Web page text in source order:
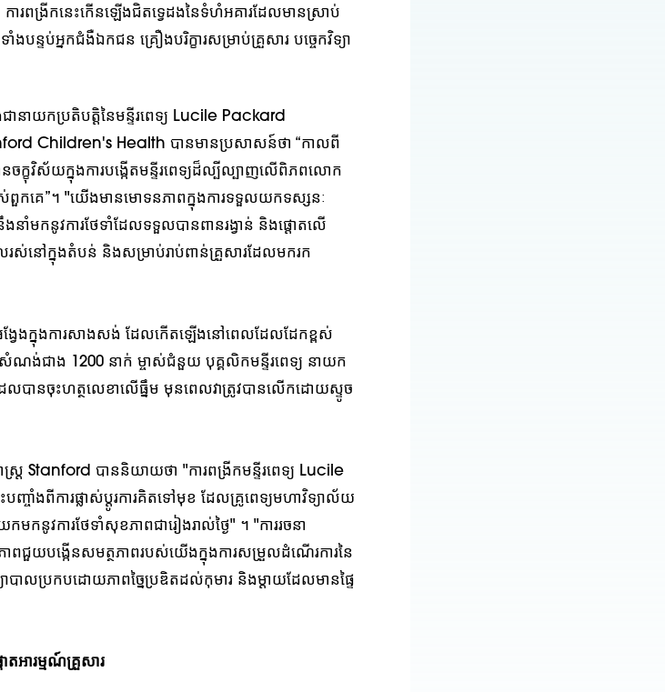
ារពង្រីកនេះកើនឡើងជិតទ្វេដងនៃទំហំអគារដែលមានស្រាប់
ន្ទប់អ្នកជំងឺឯកជន គ្រឿងបរិក្ខារសម្រាប់គ្រួសារ បច្ចេកវិទ្យា
ាយកប្រតិបត្តិនៃមន្ទីរពេទ្យ Lucile Packard
Children's Health បានមានប្រសាសន៍ថា “កាលពី
ក្ខុវិស័យក្នុងការបង្កើតមន្ទីរពេទ្យដ៏ល្បីល្បាញលើពិភពលោក
ស់ពួកគេ”។ "យើងមានមោទនភាពក្នុងការទទួលយកទស្សនៈ
ាំមកនូវការថែទាំដែលទទួលបានពានរង្វាន់ និងផ្តោតលើ
ស់នៅក្នុងតំបន់ និងសម្រាប់រាប់ពាន់គ្រួសារដែលមករក
ែងក្នុងការសាងសង់ ដែលកើតឡើងនៅពេលដែលដែកខ្ពស់
សំណង់ជាង 1200 នាក់ ម្ចាស់ជំនួយ បុគ្គលិកមន្ទីរពេទ្យ នាយក
លបានចុះហត្ថលេខាលើធ្នឹម មុនពេលវាត្រូវបានលើកដោយស្ទូច
ត្រ Stanford បាននិយាយថា "ការពង្រីកមន្ទីរពេទ្យ Lucile
ចាំងពីការផ្លាស់ប្តូរការគិតទៅមុខ ដែលគ្រូពេទ្យមហាវិទ្យាល័យ
កនូវការថែទាំសុខភាពជារៀងរាល់ថ្ងៃ" ។ "ការរចនា
ពជួយបង្កើនសមត្ថភាពរបស់យើងក្នុងការសម្រួលដំណើរការនៃ
ាបាលប្រកបដោយភាពច្នៃប្រឌិតដល់កុមារ និងម្តាយដែលមានផ្ទៃ
តអារម្មណ៍គ្រួសារ